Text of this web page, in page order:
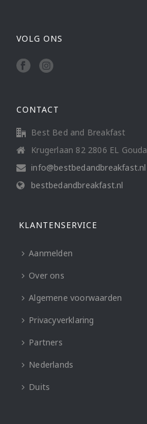
VOLG ONS
CONTACT
Best Bed and Breakfast
Krugerlaan 82 2806 EL Gouda
info@bestbedandbreakfast.nl
bestbedandbreakfast.nl
KLANTENSERVICE
Aanmelden
Over ons
Algemene voorwaarden
Privacyverklaring
Partners
Nederlands
Duits